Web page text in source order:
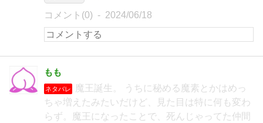
コメント(0) 2024/06/18
もも
ネタバレ
魔王誕生。 うちに秘める魔素とかはめっ
ちゃ増えたみたいだけど、見た目は特に何も変わ
らず。魔王になったことで、死んじゃってた仲間